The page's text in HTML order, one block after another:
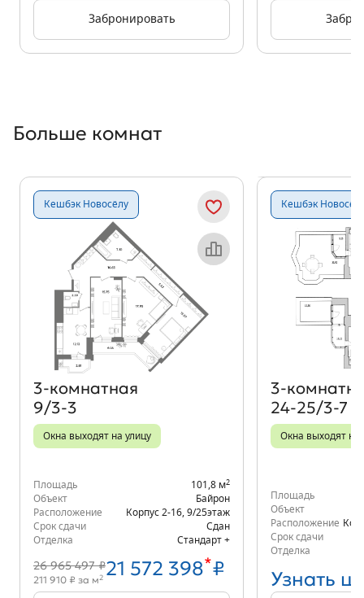
Забронировать
Больше комнат
Кешбэк Новосёлу
Объект месяца
3‑комнатная
9/3-3
Окна выходят на улицу
Площадь 101,8 м2
Объект
Байрон
Расположение
Корпус 2-16 9/25этаж
Срок сдачи
Сдан
Отделка
Стандарт +
26 965 497 ₽21 572 398*₽
211 910 ₽ за м2
Кешбэк
24-25/3-7
Окна выходят на
Площадь
Объект
Расположение
Срок сдачи
Отделка
Узнать